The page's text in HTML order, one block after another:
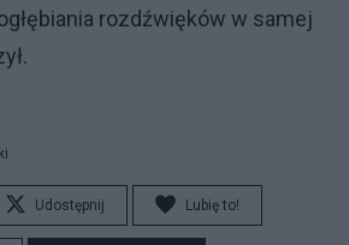
rozdźwięków w samej
Udostępnij Lubię to!